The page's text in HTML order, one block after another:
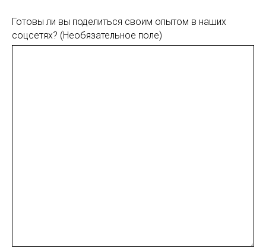
Готовы ли вы поделиться своим опытом в наших
соцсетях? (Необязательное поле)